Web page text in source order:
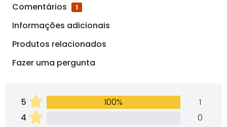
Comentários
1
Informações adicionais
Produtos relacionados
Fazer uma pergunta
5 100%
1
4
0